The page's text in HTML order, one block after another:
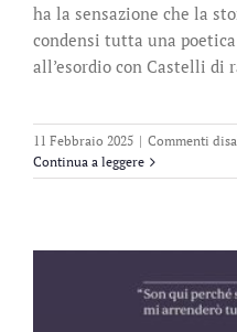
ha la sensazione che la
condensi tutta una
all’esordio con Castelli di
11 Febbraio 2025 | Commenti
Continua a leggere